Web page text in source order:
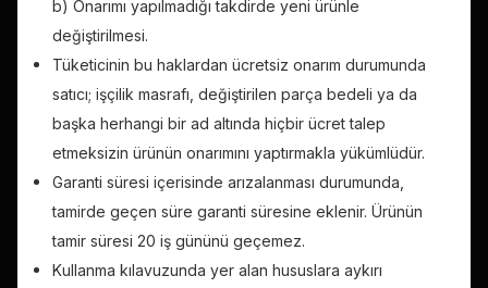
b) Onarımı yapılmadığı takdirde yeni ürünle
değiştirilmesi.
Tüketicinin bu haklardan ücretsiz onarım durumunda
satıcı; işçilik masrafı, değiştirilen parça bedeli ya da
başka herhangi bir ad altında hiçbir ücret talep
etmeksizin ürünün onarımını yaptırmakla yükümlüdür.
Garanti süresi içerisinde arızalanması durumunda,
tamirde geçen süre garanti süresine eklenir. Ürünün
tamir süresi 20 iş gününü geçemez.
Kullanma kılavuzunda yer alan hususlara aykırı